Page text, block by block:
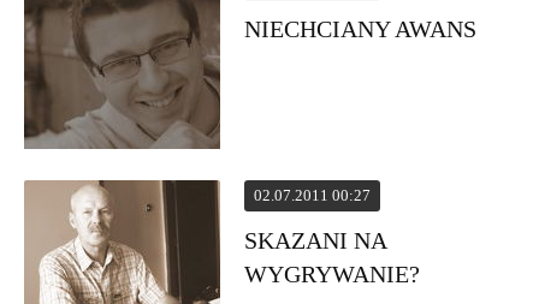
NIECHCIANY AWANS
02.07.2011 00:27
SKAZANI NA
WYGRYWANIE?